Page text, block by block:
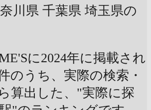
奈川県 千葉県 埼玉県の
に2024年に掲載され
のうち、実際の検索・
算出した、"実際に探